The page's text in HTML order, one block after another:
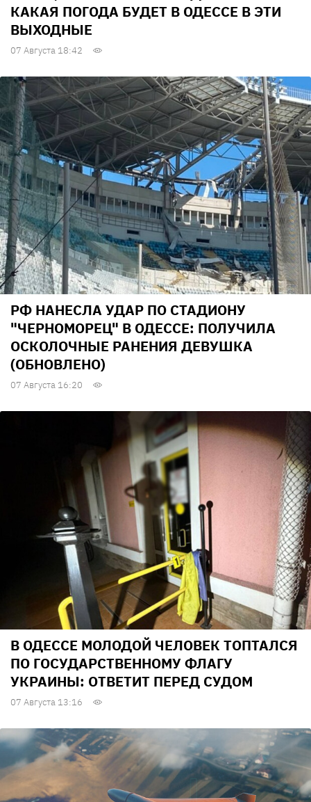
КАКАЯ ПОГОДА БУДЕТ В ОДЕССЕ В ЭТИ
ВЫХОДНЫЕ
07 Августа 18:42
РФ НАНЕСЛА УДАР ПО СТАДИОНУ
"ЧЕРНОМОРЕЦ" В ОДЕССЕ: ПОЛУЧИЛА
ОСКОЛОЧНЫЕ РАНЕНИЯ ДЕВУШКА
(ОБНОВЛЕНО)
07 Августа 16:20
В ОДЕССЕ МОЛОДОЙ ЧЕЛОВЕК ТОПТАЛСЯ
ПО ГОСУДАРСТВЕННОМУ ФЛАГУ
УКРАИНЫ: ОТВЕТИТ ПЕРЕД СУДОМ
07 Августа 13:16